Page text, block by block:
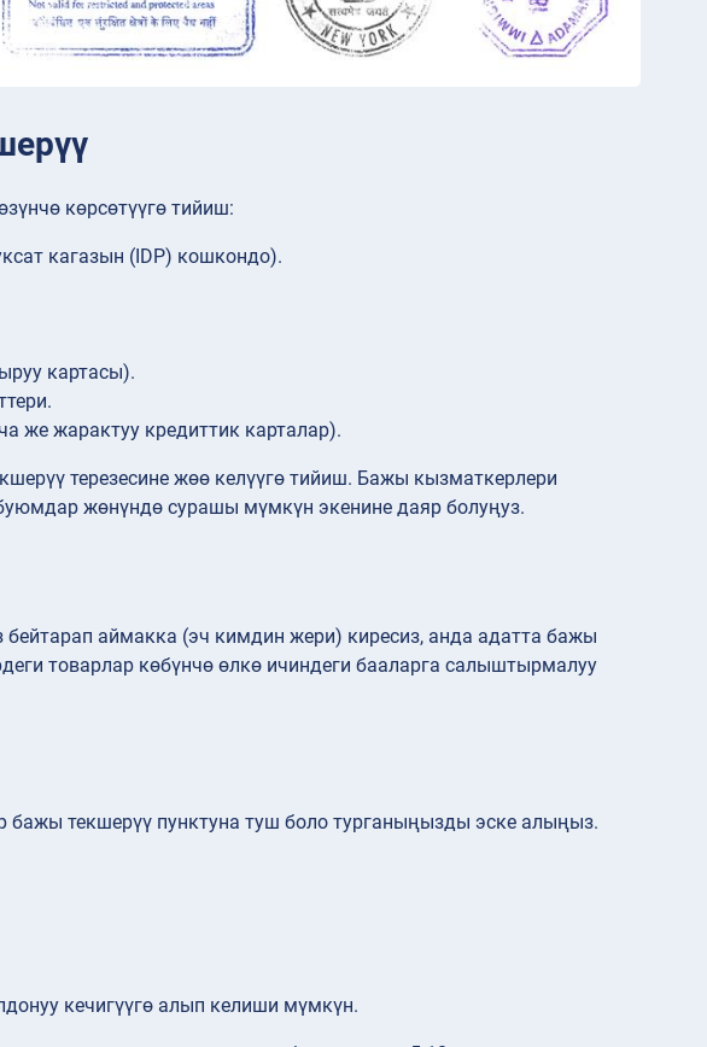
көрсөтүүгө тийиш:
кагазын (IDP) кошкондо).
картасы).
же жарактуу кредиттик карталар).
терезесине жөө келүүгө тийиш. Бажы кызматкерлери
жөнүндө сурашы мүмкүн экенине даяр болуңуз.
аймакка (эч кимдин жери) киресиз, анда адатта бажы
товарлар көбүнчө өлкө ичиндеги бааларга салыштырмалуу
бажы текшерүү пунктуна туш боло турганыңызды эске алыңыз.
кечигүүгө алып келиши мүмкүн.